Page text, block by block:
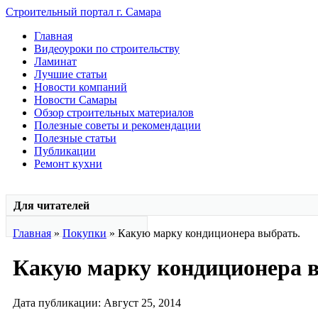
Строительный портал г. Самара
Главная
Видеоуроки по строительству
Ламинат
Лучшие статьи
Новости компаний
Новости Самары
Обзор строительных материалов
Полезные советы и рекомендации
Полезные статьи
Публикации
Ремонт кухни
Для читателей
Главная » Покупки » Какую марку кондиционера выбрать.
Какую марку кондиционера
Дата публикации: Август 25, 2014